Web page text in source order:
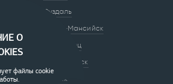
Суздаль
Ханты-Мансийск
Череповец
Архангельск
Братск
О
файлы cookie